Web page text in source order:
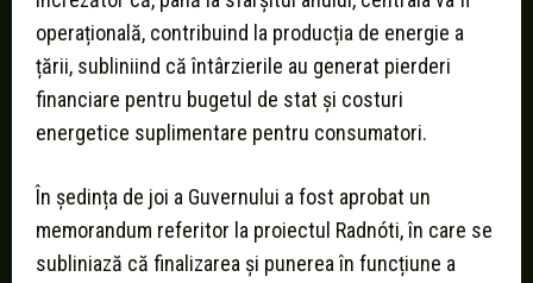
operațională, contribuind la producția de energie a
țării, subliniind că întârzierile au generat pierderi
financiare pentru bugetul de stat și costuri
energetice suplimentare pentru consumatori.
În ședința de joi a Guvernului a fost aprobat un
memorandum referitor la proiectul Radnóti, în care se
subliniază că finalizarea și punerea în funcțiune a